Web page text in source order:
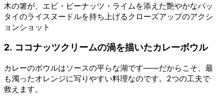
木の箸が、エビ・ピーナッツ・ライムを添えた艶やかなパッ
タイのライスヌードルを持ち上げるクローズアップのアクシ
ョンショット
2. ココナッツクリームの渦を描いたカレーボウル
カレーのボウルはソースの平らな湖です——だからこそ、最
も濁ったオレンジに写りやすい料理なのです。2つの工夫で
救えます。